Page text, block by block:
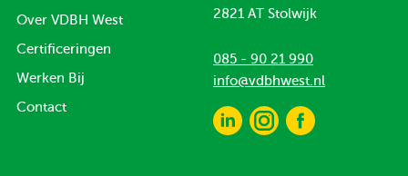
Over VDBH West
Certificeringen
Werken Bij
Contact
2821 AT Stolwijk
085 - 90 21 990
info@vdbhwest.nl